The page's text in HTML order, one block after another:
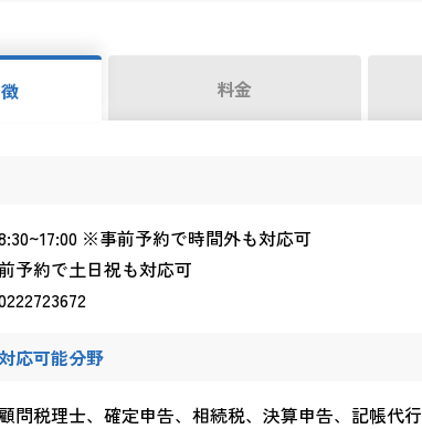
料金
※事前予約で時間外も対応可
予約で土日祝も対応可
応可能分野
顧問税理士、確定申告、相続税、決算申告、記帳代行